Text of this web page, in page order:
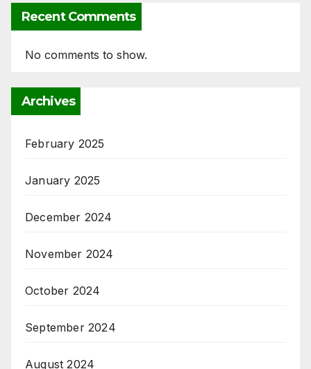
Recent Comments
No comments to show.
Archives
February 2025
January 2025
December 2024
November 2024
October 2024
September 2024
August 2024